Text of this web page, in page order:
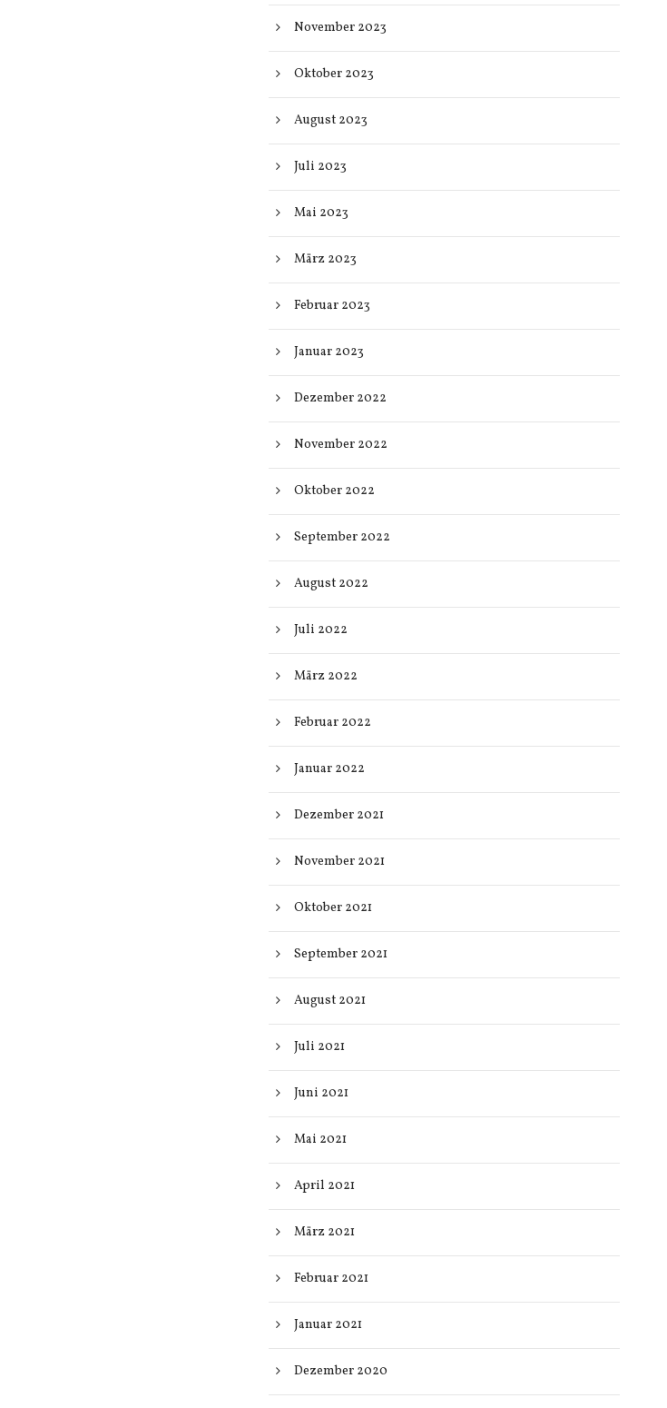
November 2023
Oktober 2023
August 2023
Juli 2023
Mai 2023
März 2023
Februar 2023
Januar 2023
Dezember 2022
November 2022
Oktober 2022
September 2022
August 2022
Juli 2022
März 2022
Februar 2022
Januar 2022
Dezember 2021
November 2021
Oktober 2021
September 2021
August 2021
Juli 2021
Juni 2021
Mai 2021
April 2021
März 2021
Februar 2021
Januar 2021
Dezember 2020